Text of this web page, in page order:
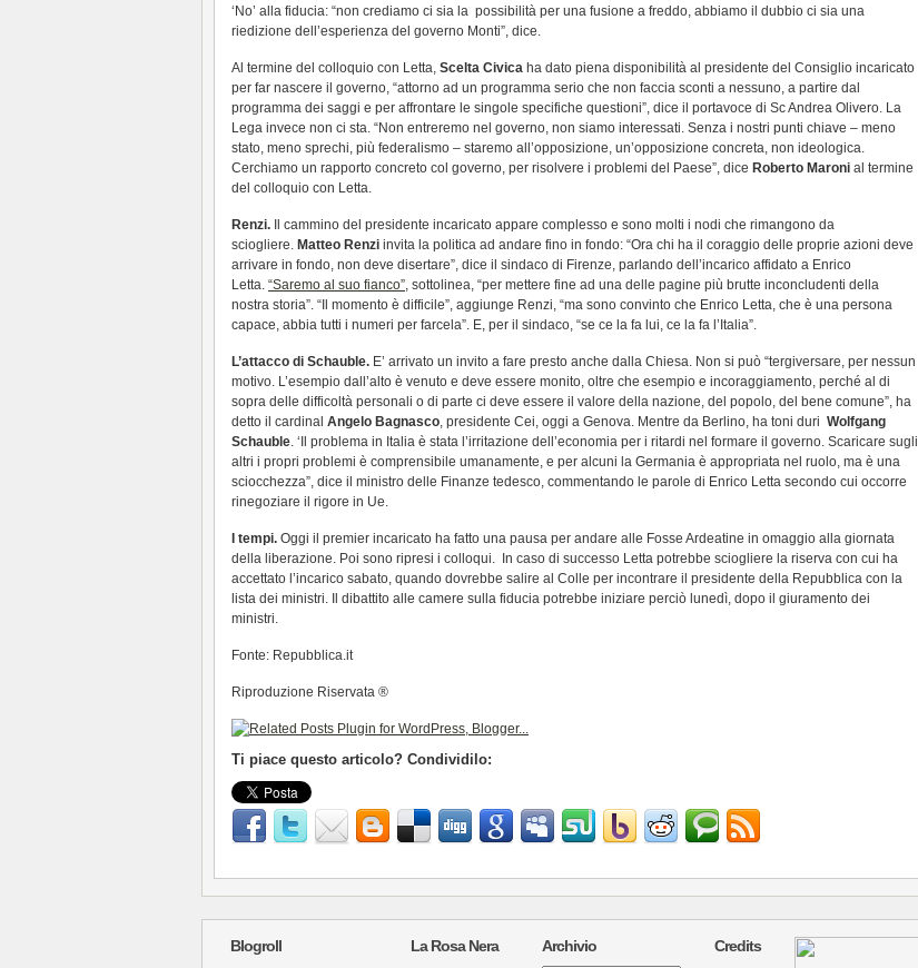
‘No’ alla fiducia: “non crediamo ci sia la possibilità per una fusione a freddo, abbiamo il dubbio ci sia una
riedizione dell’esperienza del governo Monti”, dice.
Al termine del colloquio con Letta, Scelta Civica ha dato piena disponibilità al presidente del Consiglio incaricato
per far nascere il governo, “attorno ad un programma serio che non faccia sconti a nessuno, a partire dal
programma dei saggi e per affrontare le singole specifiche questioni”, dice il portavoce di Sc Andrea Olivero. La
Lega invece non ci sta. “Non entreremo nel governo, non siamo interessati. Senza i nostri punti chiave – meno
stato, meno sprechi, più federalismo – staremo all’opposizione, un’opposizione concreta, non ideologica.
Cerchiamo un rapporto concreto col governo, per risolvere i problemi del Paese”, dice Roberto Maroni al termine
del colloquio con Letta.
Renzi. Il cammino del presidente incaricato appare complesso e sono molti i nodi che rimangono da
sciogliere. Matteo Renzi invita la politica ad andare fino in fondo: “Ora chi ha il coraggio delle proprie azioni deve
arrivare in fondo, non deve disertare”, dice il sindaco di Firenze, parlando dell’incarico affidato a Enrico
Letta. “Saremo al suo fianco”, sottolinea, “per mettere fine ad una delle pagine più brutte inconcludenti della
nostra storia”. “Il momento è difficile”, aggiunge Renzi, “ma sono convinto che Enrico Letta, che è una persona
capace, abbia tutti i numeri per farcela”. E, per il sindaco, “se ce la fa lui, ce la fa l’Italia”.
L’attacco di Schauble. E’ arrivato un invito a fare presto anche dalla Chiesa. Non si può “tergiversare, per nessun
motivo. L’esempio dall’alto è venuto e deve essere monito, oltre che esempio e incoraggiamento, perché al di
sopra delle difficoltà personali o di parte ci deve essere il valore della nazione, del popolo, del bene comune”, ha
detto il cardinal Angelo Bagnasco, presidente Cei, oggi a Genova. Mentre da Berlino, ha toni duri Wolfgang
Schauble. ‘Il problema in Italia è stata l’irritazione dell’economia per i ritardi nel formare il governo. Scaricare sugli
altri i propri problemi è comprensibile umanamente, e per alcuni la Germania è appropriata nel ruolo, ma è una
sciocchezza”, dice il ministro delle Finanze tedesco, commentando le parole di Enrico Letta secondo cui occorre
rinegoziare il rigore in Ue.
I tempi. Oggi il premier incaricato ha fatto una pausa per andare alle Fosse Ardeatine in omaggio alla giornata
della liberazione. Poi sono ripresi i colloqui. In caso di successo Letta potrebbe sciogliere la riserva con cui ha
accettato l’incarico sabato, quando dovrebbe salire al Colle per incontrare il presidente della Repubblica con la
lista dei ministri. Il dibattito alle camere sulla fiducia potrebbe iniziare perciò lunedì, dopo il giuramento dei
ministri.
Fonte: Repubblica.it
Riproduzione Riservata ®
Ti piace questo articolo? Condividilo:
Blogroll La Rosa Nera Archivio Credits